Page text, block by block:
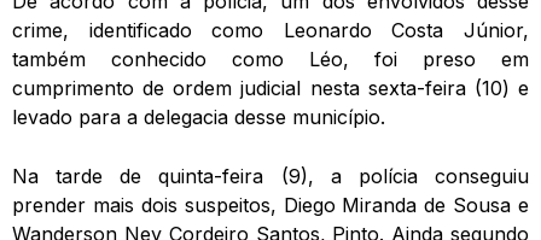
crime, identificado como Leonardo Costa Júnior,
também conhecido como Léo, foi preso em
cumprimento de ordem judicial nesta sexta-feira (10) e
levado para a delegacia desse município.
Na tarde de quinta-feira (9), a polícia conseguiu
prender mais dois suspeitos, Diego Miranda de Sousa e
Wanderson Ney Cordeiro Santos, Pinto. Ainda segundo